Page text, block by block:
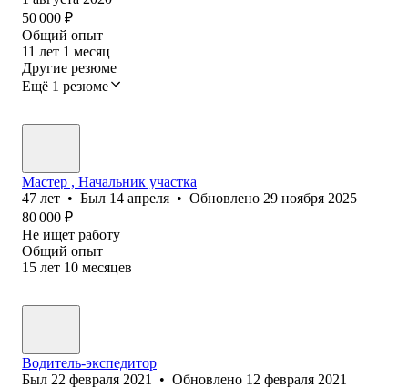
50 000 ₽
Общий опыт
11 лет 1 месяц
Другие резюме
Ещё 1 резюме
Мастер , Начальник участка
47 лет • Был 14 апреля • Обновлено 29 ноября 2025
80 000 ₽
Не ищет работу
Общий опыт
15 лет 10 месяцев
Водитель-экспедитор
Был 22 февраля 2021 • Обновлено 12 февраля 2021